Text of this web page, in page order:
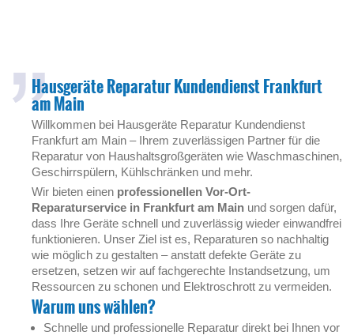
Hausgeräte Reparatur Kundendienst Frankfurt
am Main
Willkommen bei Hausgeräte Reparatur Kundendienst
Frankfurt am Main – Ihrem zuverlässigen Partner für die
Reparatur von Haushaltsgroßgeräten wie Waschmaschinen,
Geschirrspülern, Kühlschränken und mehr.
Wir bieten einen professionellen Vor-Ort-
Reparaturservice in Frankfurt am Main und sorgen dafür,
dass Ihre Geräte schnell und zuverlässig wieder einwandfrei
funktionieren. Unser Ziel ist es, Reparaturen so nachhaltig
wie möglich zu gestalten – anstatt defekte Geräte zu
ersetzen, setzen wir auf fachgerechte Instandsetzung, um
Ressourcen zu schonen und Elektroschrott zu vermeiden.
Warum uns wählen?
Schnelle und professionelle Reparatur direkt bei Ihnen vor